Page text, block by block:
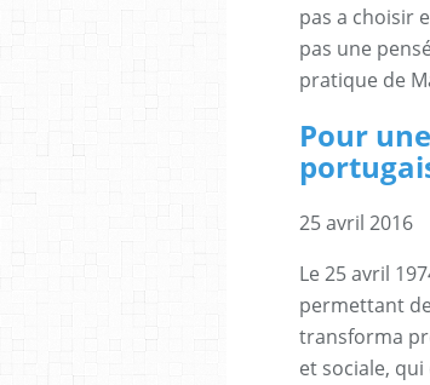
pas a choisir
pas une
pratique de
Pour
25 avril 2016
Le 25 avril
permettant
transforma
et sociale, qui